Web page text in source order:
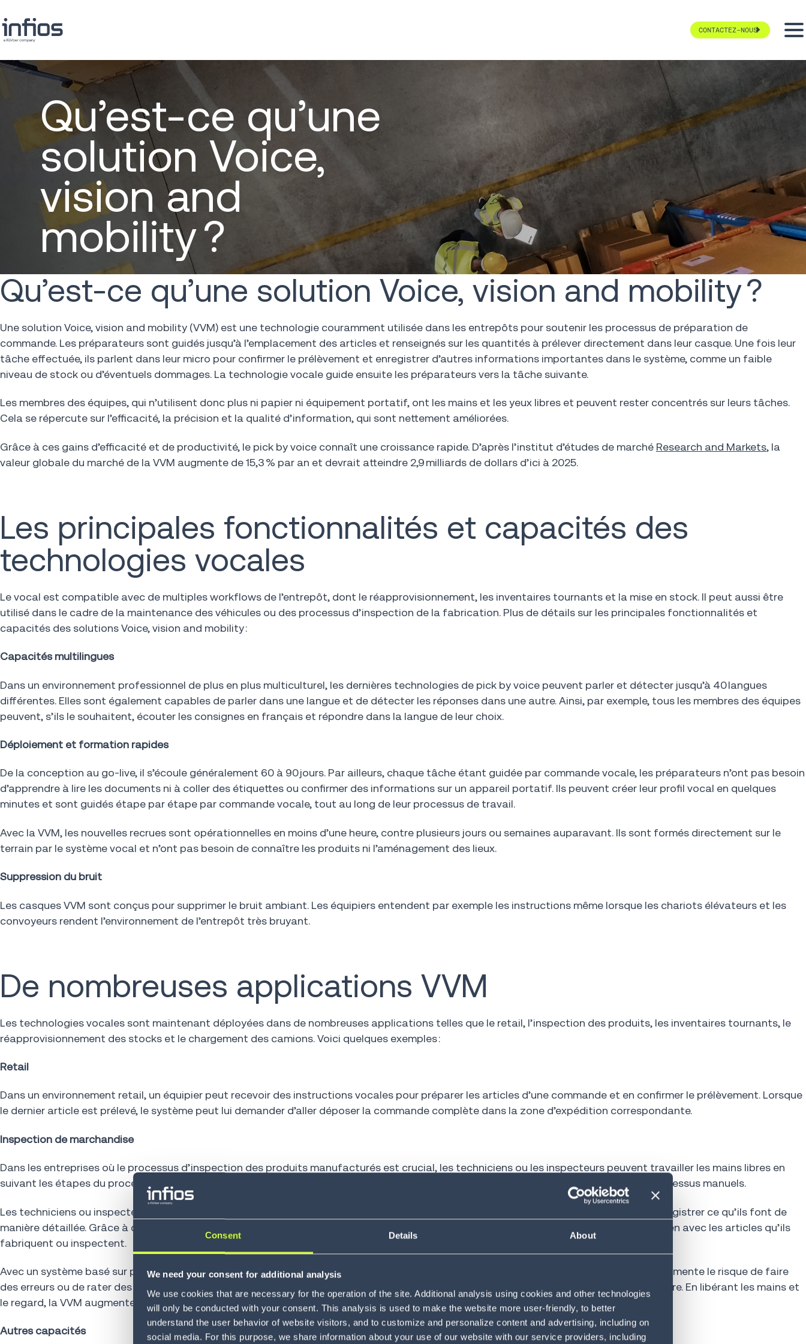
Consent Details About
We need your consent for additional analysis
We use cookies that are necessary for the operation of the site. Additional analysis using cookies and other technologies
will only be conducted with your consent. This analysis is used to make the website more user-friendly, to better
understand the user behavior of website visitors, and to customize and personalize content and advertising, including on
social media. For this purpose, we share information about your use of our website with our service providers, including
CONTACTEZ-NOUS
Qu’est-ce qu’une
solution Voice,
vision and
mobility ?
Qu’est-ce qu’une solution Voice, vision and mobility ?
Une solution Voice, vision and mobility (VVM) est une technologie couramment utilisée dans les entrepôts pour soutenir les processus de préparation de
commande. Les préparateurs sont guidés jusqu’à l’emplacement des articles et renseignés sur les quantités à prélever directement dans leur casque. Une fois leur
tâche effectuée, ils parlent dans leur micro pour confirmer le prélèvement et enregistrer d’autres informations importantes dans le système, comme un faible
niveau de stock ou d’éventuels dommages. La technologie vocale guide ensuite les préparateurs vers la tâche suivante.
Les membres des équipes, qui n’utilisent donc plus ni papier ni équipement portatif, ont les mains et les yeux libres et peuvent rester concentrés sur leurs tâches.
Cela se répercute sur l’efficacité, la précision et la qualité d’information, qui sont nettement améliorées.
Grâce à ces gains d’efficacité et de productivité, le pick by voice connaît une croissance rapide. D’après l’institut d’études de marché Research and Markets, la
valeur globale du marché de la VVM augmente de 15,3 % par an et devrait atteindre 2,9 milliards de dollars d’ici à 2025.
Les principales fonctionnalités et capacités des
technologies vocales
Le vocal est compatible avec de multiples workflows de l’entrepôt, dont le réapprovisionnement, les inventaires tournants et la mise en stock. Il peut aussi être
utilisé dans le cadre de la maintenance des véhicules ou des processus d’inspection de la fabrication. Plus de détails sur les principales fonctionnalités et
capacités des solutions Voice, vision and mobility :
Capacités multilingues
Dans un environnement professionnel de plus en plus multiculturel, les dernières technologies de pick by voice peuvent parler et détecter jusqu’à 40 langues
différentes. Elles sont également capables de parler dans une langue et de détecter les réponses dans une autre. Ainsi, par exemple, tous les membres des équipes
peuvent, s’ils le souhaitent, écouter les consignes en français et répondre dans la langue de leur choix.
Déploiement et formation rapides
De la conception au go-live, il s’écoule généralement 60 à 90 jours. Par ailleurs, chaque tâche étant guidée par commande vocale, les préparateurs n’ont pas besoin
d’apprendre à lire les documents ni à coller des étiquettes ou confirmer des informations sur un appareil portatif. Ils peuvent créer leur profil vocal en quelques
minutes et sont guidés étape par étape par commande vocale, tout au long de leur processus de travail.
Avec la VVM, les nouvelles recrues sont opérationnelles en moins d’une heure, contre plusieurs jours ou semaines auparavant. Ils sont formés directement sur le
terrain par le système vocal et n’ont pas besoin de connaître les produits ni l’aménagement des lieux.
Suppression du bruit
Les casques VVM sont conçus pour supprimer le bruit ambiant. Les équipiers entendent par exemple les instructions même lorsque les chariots élévateurs et les
convoyeurs rendent l’environnement de l’entrepôt très bruyant.
De nombreuses applications VVM
Les technologies vocales sont maintenant déployées dans de nombreuses applications telles que le retail, l’inspection des produits, les inventaires tournants, le
réapprovisionnement des stocks et le chargement des camions. Voici quelques exemples :
Retail
Dans un environnement retail, un équipier peut recevoir des instructions vocales pour préparer les articles d’une commande et en confirmer le prélèvement. Lorsque
le dernier article est prélevé, le système peut lui demander d’aller déposer la commande complète dans la zone d’expédition correspondante.
Inspection de marchandise
Dans les entreprises où le processus d’inspection des produits manufacturés est crucial, les techniciens ou les inspecteurs peuvent travailler les mains libres en
suivant les étapes du processus vocal de manière séquentielle. Cela améliore l’analyse des résultats de l’inspection par rapport aux processus manuels.
Les techniciens ou inspecteurs peuvent écouter les instructions vocales en gardant les mains libres, puis parler dans leur micro pour enregistrer ce qu’ils font de
manière détaillée. Grâce à des lunettes interactives optionnelles, ils peuvent aussi voir des diagrammes et des instructions visuelles en lien avec les articles qu’ils
fabriquent ou inspectent.
Avec un système basé sur papier ou tablettes, il y a un risque que les techniciens ou inspecteurs ne suivent pas l’ordre prescrit, ce qui augmente le risque de faire
des erreurs ou de rater des étapes du processus. Les technologies vocales servent à garantir que les étapes sont suivies dans le bon ordre. En libérant les mains et
le regard, la VVM augmente aussi la sécurité de l’utilisateur, qui n’est plus distrait et peut rester concentré sur sa tâche.
Autres capacités